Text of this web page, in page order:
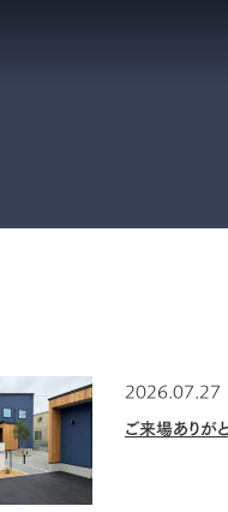
ご来場ありが
2026.07.27